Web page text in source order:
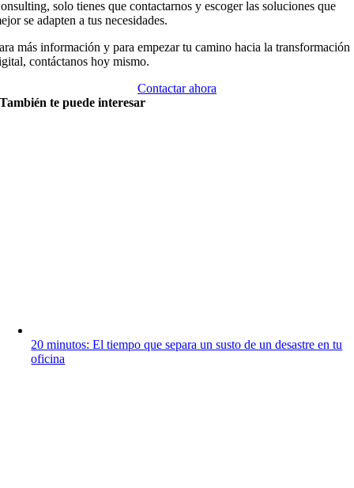
solo tienes que contactarnos y escoger las soluciones que
se adapten a tus necesidades.
más información y para empezar tu camino hacia la transformación
contáctanos hoy mismo.
Contactar ahora
También te puede interesar
20 minutos: El tiempo que separa un susto de un desastre en tu
oficina